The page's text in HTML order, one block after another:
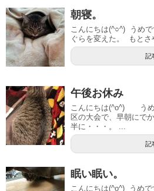
朝寝。
こんにちは(^○^) うめ
ぐらを変えた。 もとさ
記
午後お休み
こんにちは(^o^) うめ
区の大会で、早朝にで
半に・・・。 ...
記
眠い眠い。
こんにちは(^o^) うめ